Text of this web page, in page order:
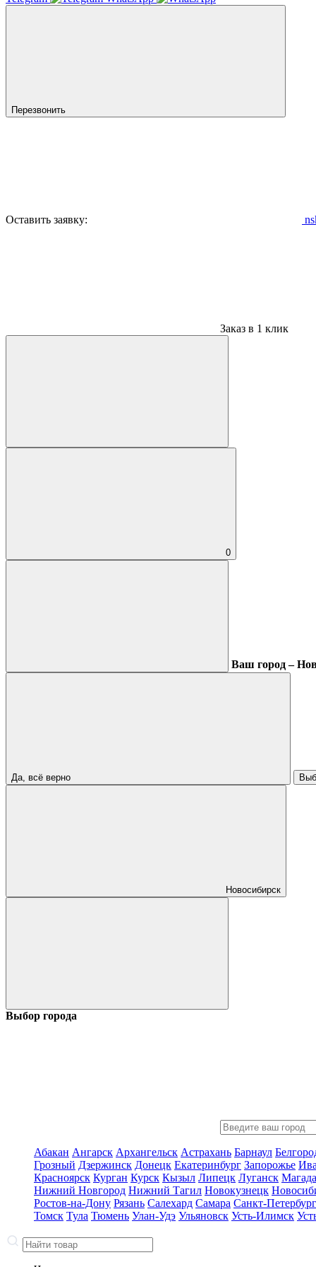
Перезвонить
Оставить заявку:
Заказ в 1 клик
0
Ваш город –
Да, всё верно
Новосибирск
Выбор города
Абакан Ангарск Архангельск Астрахань Барнаул
Грозный Дзержинск Донецк Екатеринбург Запорожье
Красноярск Курган Курск Кызыл Липецк Луганск
Нижний Новгород Нижний Тагил Новокузнецк
Ростов-на-Дону Рязань Салехард Самара Санкт-Петербург
Томск Тула Тюмень Улан-Удэ Ульяновск Усть-Илимск